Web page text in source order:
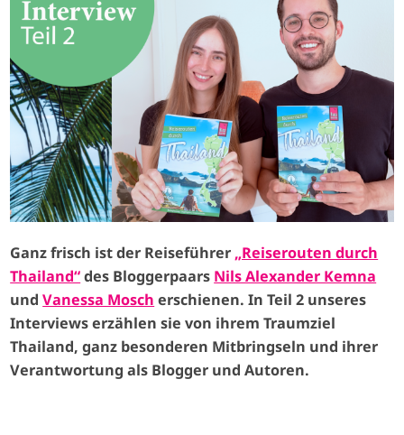
Ganz frisch ist der Reiseführer „Reiserouten durch
Thailand“des Bloggerpaars Nils Alexander Kemna
undVanessa Mosch erschienen. In Teil 2 unseres
Interviews erzählen sie von ihrem Traumziel
Thailand, ganz besonderen Mitbringseln und ihrer
Verantwortung als Blogger und Autoren.